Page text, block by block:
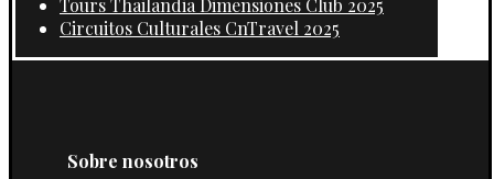
Circuitos Culturales CnTravel 2025
Sobre nosotros